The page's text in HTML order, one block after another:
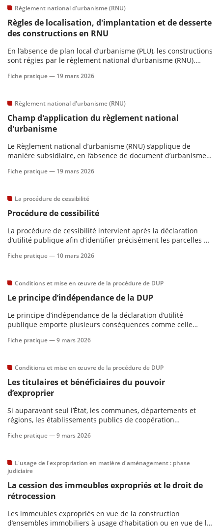
Règlement national d'urbanisme (RNU)
Règles de localisation, d'implantation et de desserte
des constructions en RNU
En l’absence de plan local d’urbanisme (PLU), les constructions
sont régies par le règlement national d’urbanisme (RNU).
dehors des parties urbanisées, assorti d’exceptions légales
Fiche pratique — 19 mars 2026
Règlement national d'urbanisme (RNU)
Champ d'application du règlement national
d'urbanisme
Le Règlement national d’urbanisme (RNU) s’applique de
manière subsidiaire, en l’absence de document d’urbanisme
Fiche pratique — 19 mars 2026
La procédure de cessibilité
Procédure de cessibilité
La procédure de cessibilité intervient après la déclaration
d’utilité publique afin d’identifier précisément les parcelles à
transfert de propriété.
Fiche pratique — 10 mars 2026
Conditions et mise en œuvre de la procédure de DUP
Le principe d’indépendance de la DUP
Le principe d’indépendance de la déclaration d’utilité
publique emporte plusieurs conséquences comme celle
d’aménagement serait inopérant au soutien d’un recours
Fiche pratique —9 mars 2026
Conditions et mise en œuvre de la procédure de DUP
Les titulaires et bénéficiaires du pouvoir
d’exproprier
Si auparavant seul l’État, les communes, départements et
régions, les établissements publics de coopération
syndicats de communes, ainsi que les syndicats mixtes, les
Fiche pratique —9 mars 2026
L'usage de l'expropriation en matière d'aménagement : phase
judiciaire
La cession des immeubles expropriés et le droit de
rétrocession
Les immeubles expropriés en vue de la construction
d’ensembles immobiliers à usage d’habitation ou en vue de la